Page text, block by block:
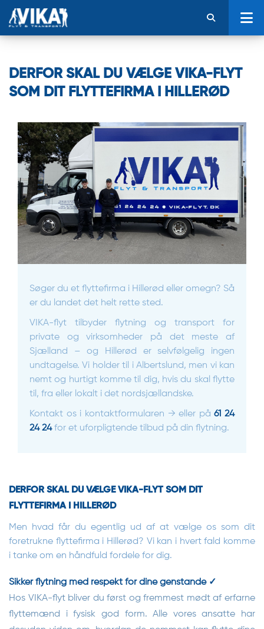
DERFOR SKAL DU VÆLGE VIKA-FLYT
SOM DIT FLYTTEFIRMA I HILLERØD
Søger du et flyttefirma i Hillerød eller omegn? Så
er du landet det helt rette sted.
VIKA-flyt tilbyder flytning og transport for
private og virksomheder på det meste af
Sjælland – og Hillerød er selvfølgelig ingen
undtagelse. Vi holder til i Albertslund, men vi kan
nemt og hurtigt komme til dig, hvis du skal flytte
til, fra eller lokalt i det nordsjællandske.
Kontakt os i kontaktformularen → eller på61 24
24 24for et uforpligtende tilbud på din flytning.
DERFOR SKAL DU VÆLGE VIKA-FLYT SOM DIT
FLYTTEFIRMA I HILLERØD
Men hvad får du egentlig ud af at vælge os som dit
foretrukne flyttefirma i Hillerød? Vi kan i hvert fald komme
i tanke om en håndfuld fordele for dig.
Sikker flytning med respekt for dine genstande ✓
Hos VIKA-flyt bliver du først og fremmest mødt af erfarne
flyttemænd i fysisk god form. Alle vores ansatte har